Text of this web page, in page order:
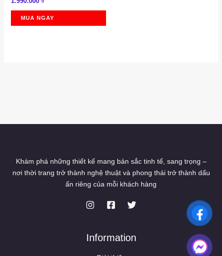
MUA NGAY
Khám phá những thiết kế mang bản sắc tinh tế, sang trọng –
nơi thời trang trở thành nghệ thuật và phong thái trở thành dấu
ấn riêng của mỗi khách hàng
Information